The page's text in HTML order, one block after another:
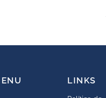
LINKS